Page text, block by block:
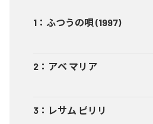
1 ： ふつうの唄 (1997)
2 ： アベ マリア
3 ： レサム ピリリ